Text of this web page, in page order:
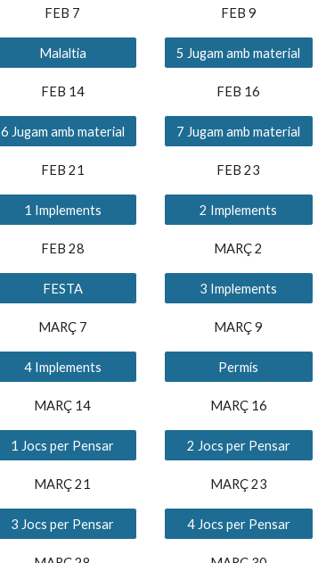
FEB 7
Malaltia
FEB 14
6 Jugam amb material
FEB 21
1 Implements
FEB 28
FESTA
MARÇ 7
4 Implements
MARÇ 14
1 Jocs per Pensar
MARÇ 21
3 Jocs per Pensar
FEB 9
5 Jugam amb material
FEB 16
7 Jugam amb material
FEB 23
2 Implements
MARÇ 2
3 Implements
MARÇ 9
Permís
MARÇ 16
2 Jocs per Pensar
MARÇ 23
4 Jocs per Pensar